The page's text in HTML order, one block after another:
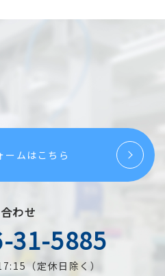
ームはこちら
わせ
31-5885
（定休日除く）